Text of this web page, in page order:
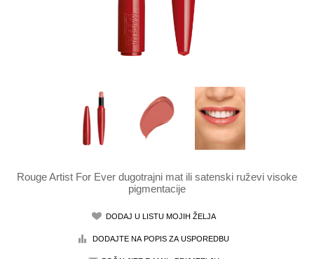
Rouge Artist For Ever dugotrajni mat ili satenski ruževi visoke
pigmentacije